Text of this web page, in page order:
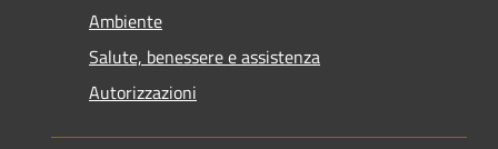
Ambiente
Salute, benessere e assistenza
Autorizzazioni